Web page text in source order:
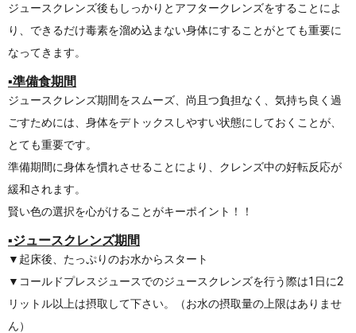
ジュースクレンズ後もしっかりとアフタークレンズをすることによ
り、できるだけ毒素を溜め込まない身体にすることがとても重要に
なってきます。
▪︎準備食期間
ジュースクレンズ期間をスムーズ、尚且つ負担なく、気持ち良く過
ごすためには、身体をデトックスしやすい状態にしておくことが、
とても重要です。
準備期間に身体を慣れさせることにより、クレンズ中の好転反応が
緩和されます。
賢い色の選択を心がけることがキーポイント！！
▪︎ジュースクレンズ期間
▼起床後、たっぷりのお水からスタート
▼コールドプレスジュースでのジュースクレンズを行う際は1日に2
リットル以上は摂取して下さい。（お水の摂取量の上限はありませ
ん）